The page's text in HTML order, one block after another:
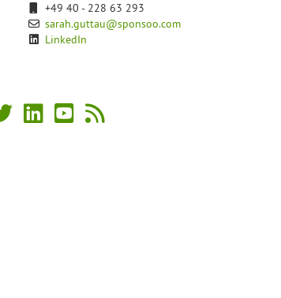
+49 40 - 228 63 293
sarah.guttau@sponsoo.com
LinkedIn